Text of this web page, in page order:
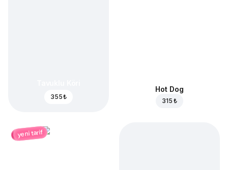
355 ₺
Hot Dog
315 ₺
yeni tarif